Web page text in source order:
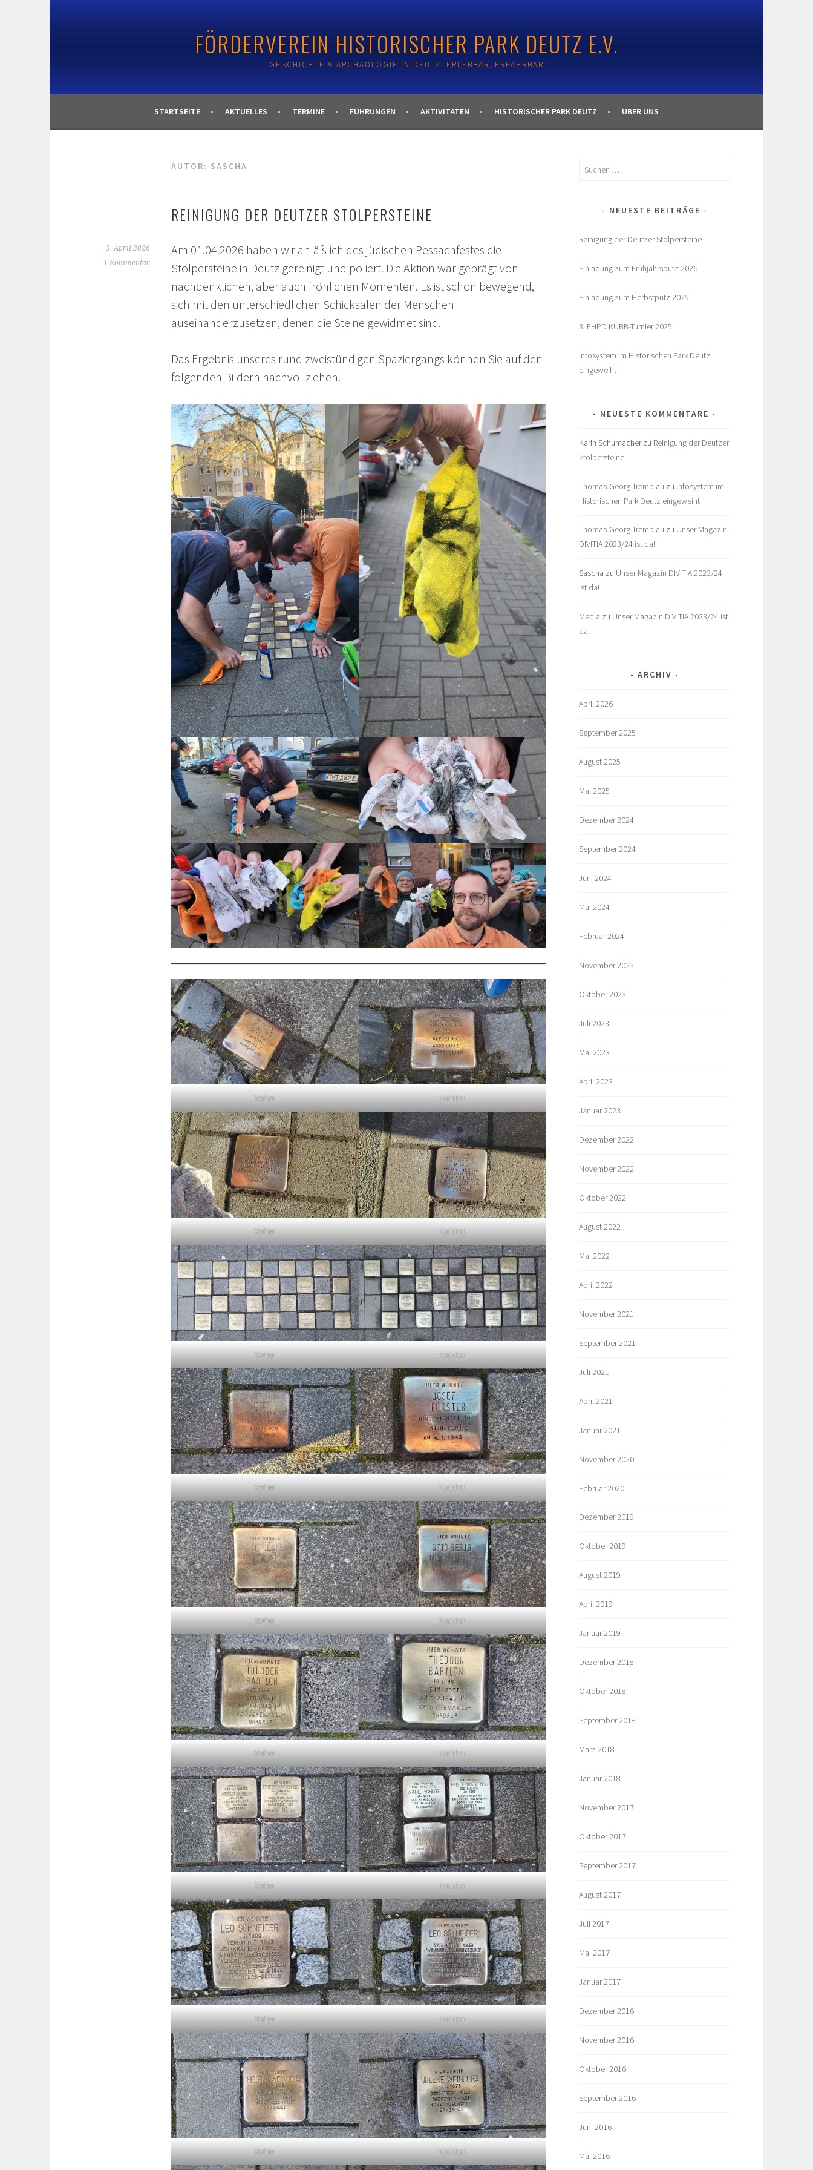
FÖRDERVEREIN HISTORISCHER PARK DEUTZ E.V.
GESCHICHTE & ARCHÄOLOGIE IN DEUTZ, ERLEBBAR, ERFAHRBAR
STARTSEITE AKTUELLES TERMINE FÜHRUNGEN AKTIVITÄTEN HISTORISCHER PARK DEUTZ ÜBER UNS
AUTOR: SASCHA
REINIGUNG DER DEUTZER STOLPERSTEINE
3. April 2026
1 Kommentar
Am 01.04.2026 haben wir anläßlich des jüdischen Pessachfestes die
Stolpersteine in Deutz gereinigt und poliert. Die Aktion war geprägt von
nachdenklichen, aber auch fröhlichen Momenten. Es ist schon bewegend,
sich mit den unterschiedlichen Schicksalen der Menschen
auseinanderzusetzen, denen die Steine gewidmet sind.
Das Ergebnis unseres rund zweistündigen Spaziergangs können Sie auf den
folgenden Bildern nachvollziehen.
Vorher Nachher
Vorher Nachher
Vorher Nachher
Vorher Nachher
Vorher Nachher
Vorher Nachher
Vorher Nachher
Vorher Nachher
Vorher Nachher
Suchen
NEUESTE BEITRÄGE
Reinigung der Deutzer Stolpersteine
Einladung zum Frühjahrsputz 2026
Einladung zum Herbstputz 2025
3. FHPD KUBB-Turnier 2025
Infosystem im Historischen Park Deutz
eingeweiht
NEUESTE KOMMENTARE
Karin Schumacherzu Reinigung der Deutzer
Stolpersteine
Thomas-Georg Tremblau zu Infosystem im
Historischen Park Deutz eingeweiht
Thomas-Georg Tremblau zu Unser Magazin
DIVITIA 2023/24 ist da!
Sascha zu Unser Magazin DIVITIA 2023/24
ist da!
Media zu Unser Magazin DIVITIA 2023/24 ist
da!
ARCHIV
April 2026
September 2025
August 2025
Mai 2025
Dezember 2024
September 2024
Juni 2024
Mai 2024
Februar 2024
November 2023
Oktober 2023
Juli 2023
Mai 2023
April 2023
Januar 2023
Dezember 2022
November 2022
Oktober 2022
August 2022
Mai 2022
April 2022
November 2021
September 2021
Juli 2021
April 2021
Januar 2021
November 2020
Februar 2020
Dezember 2019
Oktober 2019
August 2019
April 2019
Januar 2019
Dezember 2018
Oktober 2018
September 2018
März 2018
Januar 2018
November 2017
Oktober 2017
September 2017
August 2017
Juli 2017
Mai 2017
Januar 2017
Dezember 2016
November 2016
Oktober 2016
September 2016
Juni 2016
Mai 2016